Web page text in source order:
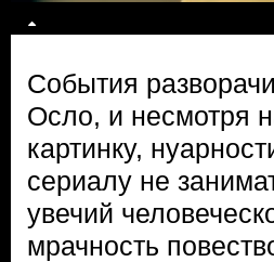
События
Осло, и несмотря
картинку,
сериалу не
увечий
мрачность